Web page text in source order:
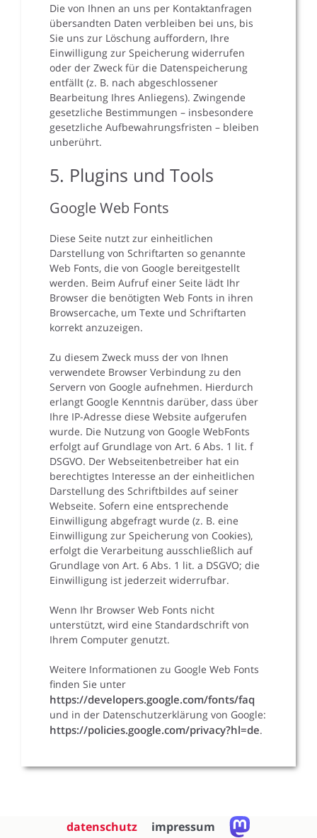
Die von Ihnen an uns per Kontaktanfragen
übersandten Daten verbleiben bei uns, bis
Sie uns zur Löschung auffordern, Ihre
Einwilligung zur Speicherung widerrufen
oder der Zweck für die Datenspeicherung
entfällt (z. B. nach abgeschlossener
Bearbeitung Ihres Anliegens). Zwingende
gesetzliche Bestimmungen – insbesondere
gesetzliche Aufbewahrungsfristen – bleiben
unberührt.
5. Plugins und Tools
Google Web Fonts
Diese Seite nutzt zur einheitlichen
Darstellung von Schriftarten so genannte
Web Fonts, die von Google bereitgestellt
werden. Beim Aufruf einer Seite lädt Ihr
Browser die benötigten Web Fonts in ihren
Browsercache, um Texte und Schriftarten
korrekt anzuzeigen.
Zu diesem Zweck muss der von Ihnen
verwendete Browser Verbindung zu den
Servern von Google aufnehmen. Hierdurch
erlangt Google Kenntnis darüber, dass über
Ihre IP-Adresse diese Website aufgerufen
wurde. Die Nutzung von Google WebFonts
erfolgt auf Grundlage von Art. 6 Abs. 1 lit. f
DSGVO. Der Webseitenbetreiber hat ein
berechtigtes Interesse an der einheitlichen
Darstellung des Schriftbildes auf seiner
Webseite. Sofern eine entsprechende
Einwilligung abgefragt wurde (z. B. eine
Einwilligung zur Speicherung von Cookies),
erfolgt die Verarbeitung ausschließlich auf
Grundlage von Art. 6 Abs. 1 lit. a DSGVO; die
Einwilligung ist jederzeit widerrufbar.
Wenn Ihr Browser Web Fonts nicht
unterstützt, wird eine Standardschrift von
Ihrem Computer genutzt.
Weitere Informationen zu Google Web Fonts
finden Sie unter
https://developers.google.com/fonts/faq
und in der Datenschutzerklärung von Google:
https://policies.google.com/privacy?hl=de.
datenschutz impressum